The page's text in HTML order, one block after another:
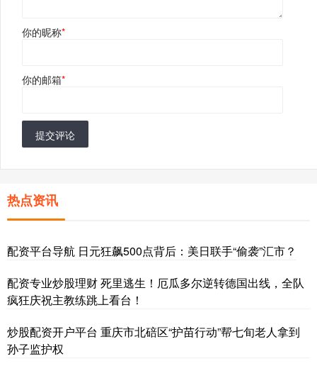
你的昵称*
你的邮箱*
提交评论
热点资讯
配资平台导航 日元狂飙500点背后：美日联手“偷袭”汇市？
配资专业炒股理财 死里逃生！厄瓜多尔逆转德国出线，全队
疯狂庆祝主教练跳上看台！
炒股配资开户平台 重庆市北碚区“护苗行动”帮七旬老人拿到
孙子监护权